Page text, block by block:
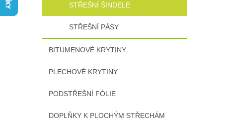
n
l
STŘEŠNÍ ŠINDELE
STŘEŠNÍ PÁSY
BITUMENOVÉ KRYTINY
PLECHOVÉ KRYTINY
PODSTŘEŠNÍ FÓLIE
DOPLŇKY K PLOCHÝM STŘECHÁM